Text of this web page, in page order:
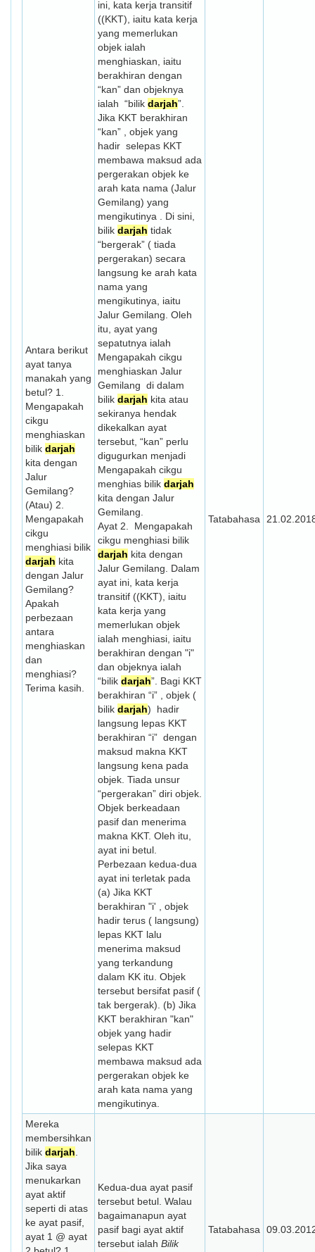
Antara berikut
ayat tanya
manakah yang
betul? 1.
Mengapakah
cikgu
menghiaskan
bilik darjah
kita dengan
Jalur
Gemilang?
(Atau) 2.
Mengapakah
cikgu
menghiasi bilik
darjah kita
dengan Jalur
Gemilang?
Apakah
perbezaan
antara
menghiaskan
dan
menghiasi?
Terima kasih.
ini, kata kerja transitif
((KKT), iaitu kata kerja
yang memerlukan
objek ialah
menghiaskan, iaitu
berakhiran dengan
“kan” dan objeknya
ialah “bilik darjah”.
Jika KKT berakhiran
“kan” , objek yang
hadir selepas KKT
membawa maksud ada
pergerakan objek ke
arah kata nama (Jalur
Gemilang) yang
mengikutinya . Di sini,
bilik darjah tidak
“bergerak” ( tiada
pergerakan) secara
langsung ke arah kata
nama yang
mengikutinya, iaitu
Jalur Gemilang. Oleh
itu, ayat yang
sepatutnya ialah
Mengapakah cikgu
menghiaskan Jalur
Gemilang di dalam
bilik darjah kita atau
sekiranya hendak
dikekalkan ayat
tersebut, “kan” perlu
digugurkan menjadi
Mengapakah cikgu
menghias bilik darjah
kita dengan Jalur
Gemilang.
Ayat 2. Mengapakah
cikgu menghiasi bilik
darjah kita dengan
Jalur Gemilang. Dalam
ayat ini, kata kerja
transitif ((KKT), iaitu
kata kerja yang
memerlukan objek
ialah menghiasi, iaitu
berakhiran dengan "i"
dan objeknya ialah
“bilik darjah”. Bagi KKT
berakhiran “i” , objek (
bilik darjah) hadir
langsung lepas KKT
berakhiran “i” dengan
maksud makna KKT
langsung kena pada
objek. Tiada unsur
“pergerakan” diri objek.
Objek berkeadaan
pasif dan menerima
makna KKT. Oleh itu,
ayat ini betul.
Perbezaan kedua-dua
ayat ini terletak pada
(a) Jika KKT
berakhiran "i' , objek
hadir terus ( langsung)
lepas KKT lalu
menerima maksud
yang terkandung
dalam KK itu. Objek
tersebut bersifat pasif (
tak bergerak). (b) Jika
KKT berakhiran "kan"
objek yang hadir
selepas KKT
membawa maksud ada
pergerakan objek ke
arah kata nama yang
mengikutinya.
Tatabahasa
Mereka
membersihkan
bilik darjah
Jika saya
menukarkan
ayat aktif
seperti di atas
ke ayat pasif,
ayat 1 @ ayat
Kedua-dua ayat pasif
tersebut betul. Walau
bagaimanapun ayat
pasif bagi ayat aktif
tersebut ialah Bilik
Tatabahasa